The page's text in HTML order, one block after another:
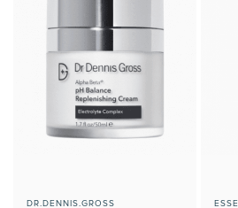
DR.DENNIS.GROSS
ESSE